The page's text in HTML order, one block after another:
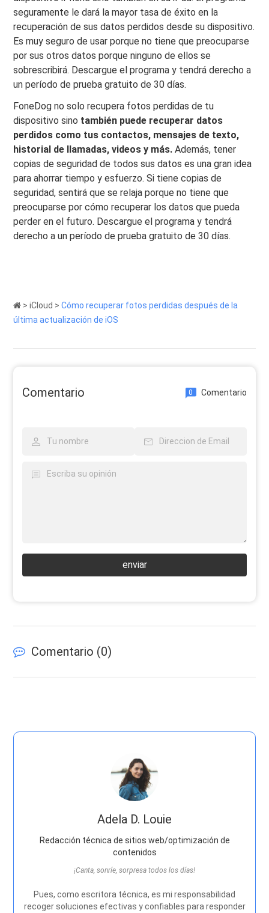
seguramente le dará la mayor tasa de éxito en la
recuperación de sus datos perdidos desde su dispositivo.
Es muy seguro de usar porque no tiene que preocuparse
por sus otros datos porque ninguno de ellos se
sobrescribirá. Descargue el programa y tendrá derecho a
un período de prueba gratuito de 30 días.
FoneDog no solo recupera fotos perdidas de tu
dispositivo sino también puede recuperar datos
perdidos como tus contactos, mensajes de texto,
historial de llamadas, videos y más. Además, tener
copias de seguridad de todos sus datos es una gran idea
para ahorrar tiempo y esfuerzo. Si tiene copias de
seguridad, sentirá que se relaja porque no tiene que
preocuparse por cómo recuperar los datos que pueda
perder en el futuro. Descargue el programa y tendrá
derecho a un período de prueba gratuito de 30 días.
>iCloud >Cómo recuperar fotos perdidas después de la
última actualización de iOS
Comentario 0 Comentario
enviar
Comentario (0)
Adela D. Louie
Redacción técnica de sitios web/optimización de
contenidos
¡Canta, sonríe, sorpresa todos los días!
Pues, como escritora técnica, es mi responsabilidad
recoger soluciones efectivas y confiables para responder